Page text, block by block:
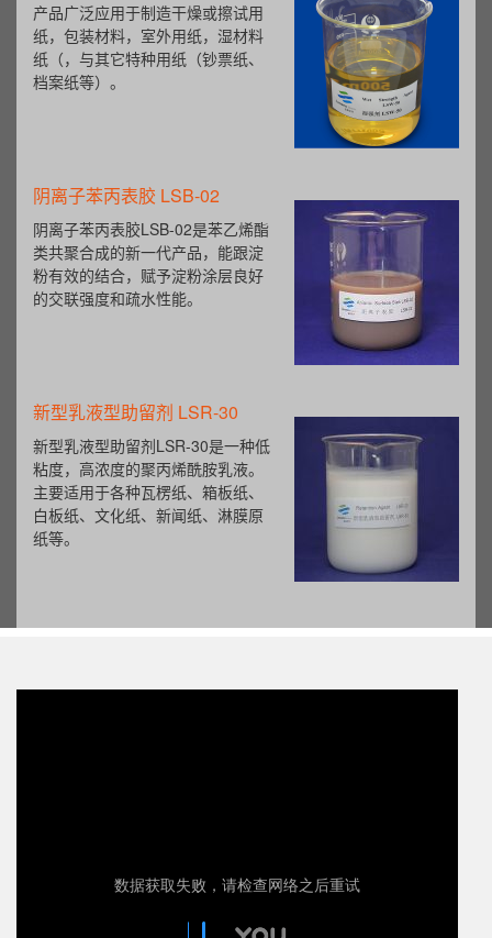
产品广泛应用于制造干燥或擦试用
纸，包装材料，室外用纸，湿材料
纸（，与其它特种用纸（钞票纸、
档案纸等）。
阴离子苯丙表胶 LSB-02
阴离子苯丙表胶LSB-02是苯乙烯酯
类共聚合成的新一代产品，能跟淀
粉有效的结合，赋予淀粉涂层良好
的交联强度和疏水性能。
新型乳液型助留剂 LSR-30
新型乳液型助留剂LSR-30是一种低
粘度，高浓度的聚丙烯酰胺乳液。
主要适用于各种瓦楞纸、箱板纸、
白板纸、文化纸、新闻纸、淋膜原
纸等。